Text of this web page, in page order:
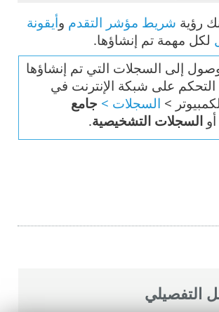
التفصيلي
رؤية شريط مؤشر التقدم وأيقونة
لكل مهمة تم إنشاؤها.
إلى السجلات التي تم إنشاؤها
على شبكة الإنترنت في
> السجلات > جامع
أو السجلات التشخيصية.